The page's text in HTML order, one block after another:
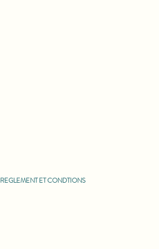
REGLEMENT ET CONDTIONS